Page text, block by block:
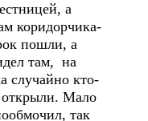
а
коридорчика-
пошли, а
там, на
случайно кто-
открыли. Мало
так